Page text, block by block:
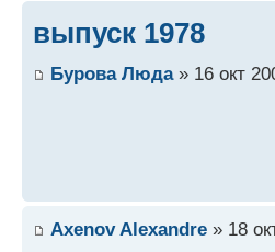
выпуск 1978
Бурова Люда» 16 окт
Axenov Alexandre » 18